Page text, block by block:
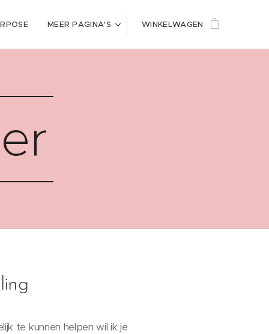
MEER PAGINA'S WINKELWAGEN
te kunnen helpen wil ik je